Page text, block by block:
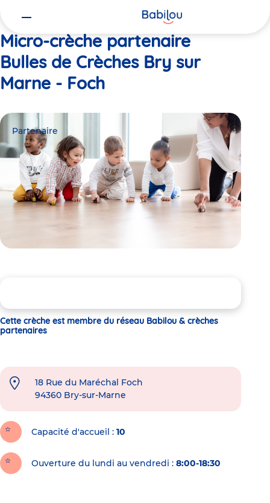
Micro-crèche partenaire
Bulles de Crèches Bry sur
Marne - Foch
Partenaire
Cette crèche est membre du réseau Babilou & crèches
partenaires
18 Rue du Maréchal Foch
94360 Bry-sur-Marne
Capacité d'accueil 10
Ouverture du lundi au vendredi : 8:00-18:30